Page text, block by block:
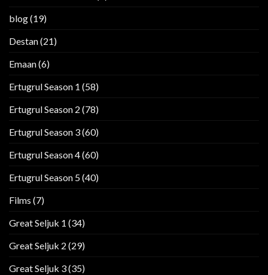
blog(19)
Destan(21)
Emaan(6)
Ertugrul Season 1 (58)
Ertugrul Season 2 (78)
Ertugrul Season 3(60)
Ertugrul Season 4(60)
Ertugrul Season 5(40)
Films (7)
Great Seljuk 1 (34)
Great Seljuk 2 (29)
Great Seljuk 3(35)